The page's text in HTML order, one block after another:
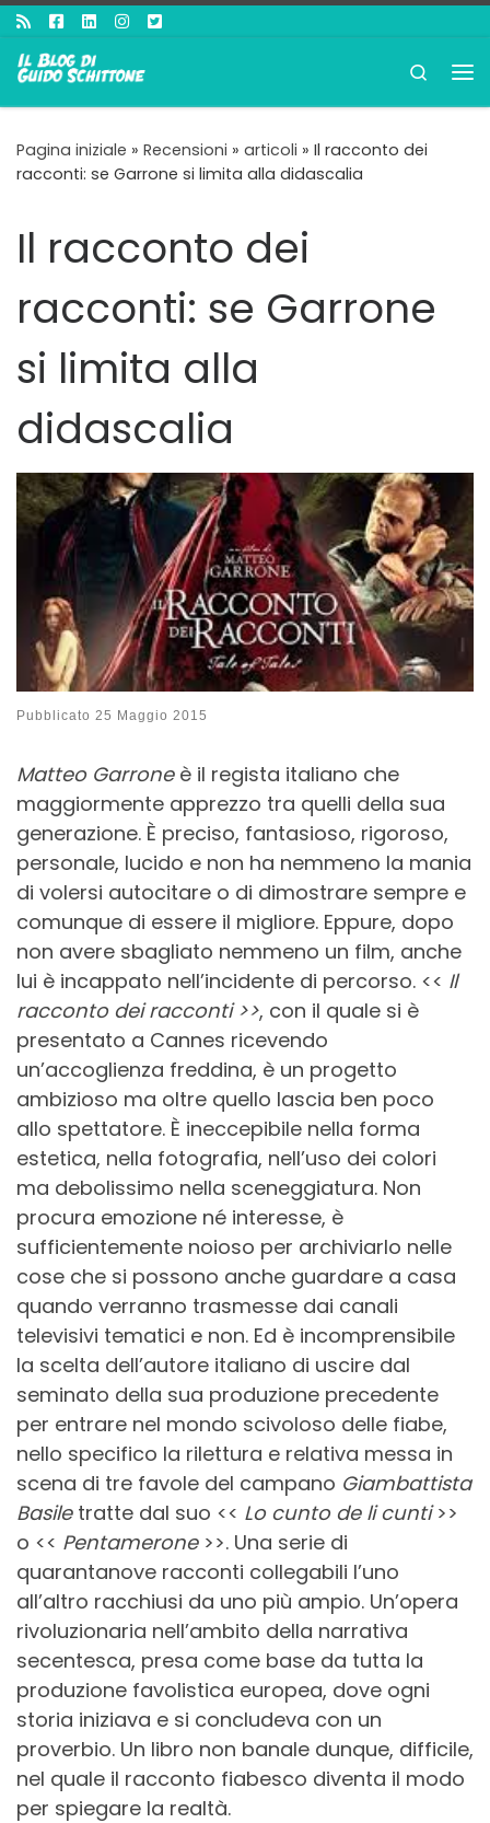
Passa al contenuto
Search
Pagina iniziale » Recensioni » articoli » Il racconto dei
racconti: se Garrone si limita alla didascalia
Il racconto dei
racconti: se Garrone
si limita alla
didascalia
Pubblicato 25 Maggio 2015
Matteo Garroneè il regista italiano che
maggiormente apprezzo tra quelli della sua
generazione. È preciso, fantasioso, rigoroso,
personale, lucido e non ha nemmeno la mania
di volersi autocitare o di dimostrare sempre e
comunque di essere il migliore. Eppure, dopo
non avere sbagliato nemmeno un film, anche
lui è incappato nell’incidente di percorso. << Il
racconto dei racconti >>, con il quale si è
presentato a Cannes ricevendo
un’accoglienza freddina, è un progetto
ambizioso ma oltre quello lascia ben poco
allo spettatore. È ineccepibile nella forma
estetica, nella fotografia, nell’uso dei colori
ma debolissimo nella sceneggiatura. Non
procura emozione né interesse, è
sufficientemente noioso per archiviarlo nelle
cose che si possono anche guardare a casa
quando verranno trasmesse dai canali
televisivi tematici e non. Ed è incomprensibile
la scelta dell’autore italiano di uscire dal
seminato della sua produzione precedente
per entrare nel mondo scivoloso delle fiabe,
nello specifico la rilettura e relativa messa in
scena di tre favole del campano Giambattista
Basiletratte dal suo << Lo cunto de li cunti>>
o << Pentamerone>>. Una serie di
quarantanove racconti collegabili l’uno
all’altro racchiusi da uno più ampio. Un’opera
rivoluzionaria nell’ambito della narrativa
secentesca, presa come base da tutta la
produzione favolistica europea, dove ogni
storia iniziava e si concludeva con un
proverbio. Un libro non banale dunque, difficile,
nel quale il racconto fiabesco diventa il modo
per spiegare la realtà.